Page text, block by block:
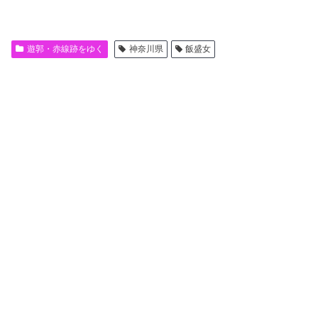
遊郭・赤線跡をゆく 神奈川県 飯盛女